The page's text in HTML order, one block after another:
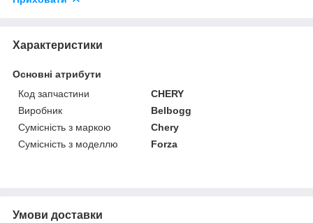
Характеристики
Основні атрибути
Код запчастини
CHERY
Виробник
Belbogg
Сумісність з маркою
Chery
Сумісність з моделлю
Forza
Умови доставки